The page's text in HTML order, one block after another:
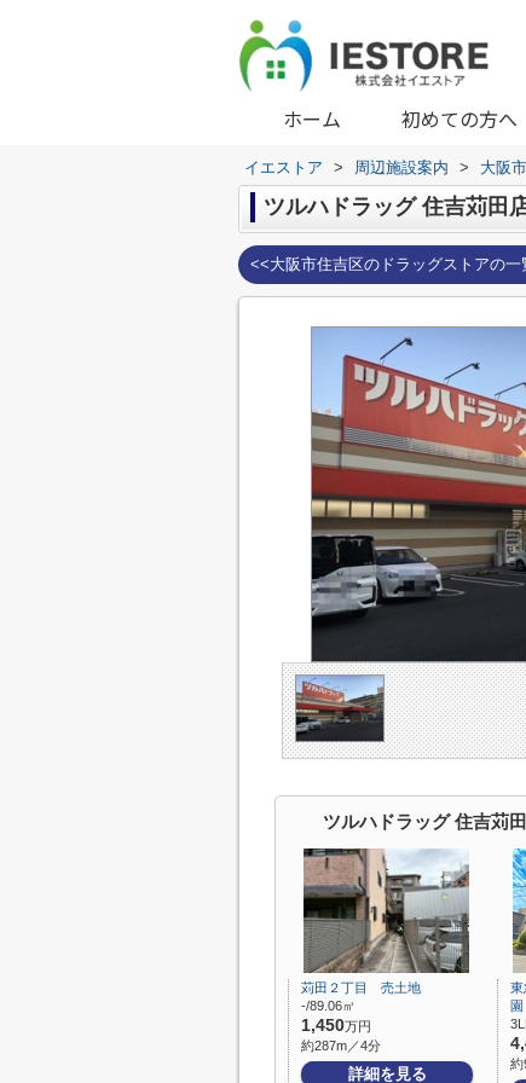
ホーム 初めての方へ
イエストア > 周辺施設案内 > 大阪
ツルハドラッグ 住吉苅田
<<大阪市住吉区のドラッグストアの一
ツルハドラッグ 住吉苅
苅田２丁目 売土地
-/89.06㎡
1,450万円
約287m／4分
詳細を見る
東
園
約